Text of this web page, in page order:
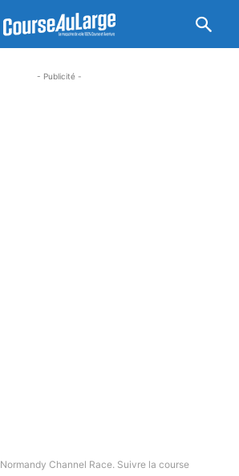
- Publicité -
Normandy Channel Race. Suivre la course